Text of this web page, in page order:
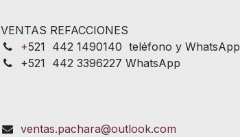
VENTAS REFACCIONES
+521 442 1490140 teléfono y WhatsApp
+521 442 3396227 WhatsApp
ventas.pachara@outlook.com